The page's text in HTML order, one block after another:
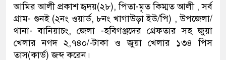
আমির আলী প্রকাশ হৃদয়(২৮), পিতা-মৃত কিম্মত আলী , সর্ব
গ্রাম- গুনই (২নং ওয়ার্ড, ৮নং খাগাউড়া ইউ/পি) , উপজেলা/
থানা- বানিয়াচং, জেলা -হবিগঞ্জদের গ্রেফতার সহ জুয়া
খেলার নগদ ২,৭৪০/-টাকা ও জুয়া খেলার ১৩৪ পিস
তাস(কার্ড) জব্দ করেন।